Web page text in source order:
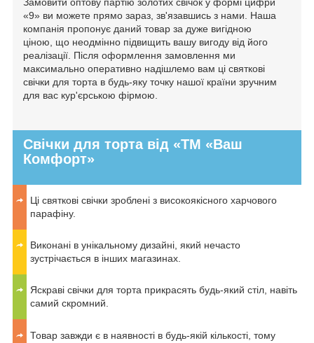
Замовити оптову партію золотих свічок у формі цифри
«9» ви можете прямо зараз, зв'язавшись з нами. Наша
компанія пропонує даний товар за дуже вигідною
ціною, що неодмінно підвищить вашу вигоду від його
реалізації. Після оформлення замовлення ми
максимально оперативно надішлемо вам ці святкові
свічки для торта в будь-яку точку нашої країни зручним
для вас кур'єрською фірмою.
Свічки для торта від «ТМ «Ваш
Комфорт»
Ці святкові свічки зроблені з високоякісного харчового
парафіну.
Виконані в унікальному дизайні, який нечасто
зустрічається в інших магазинах.
Яскраві свічки для торта прикрасять будь-який стіл, навіть
самий скромний.
Товар завжди є в наявності в будь-якій кількості, тому